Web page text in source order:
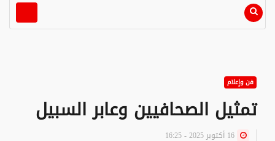
فن وإعلام
تمثيل الصحافيين وعابر السبيل